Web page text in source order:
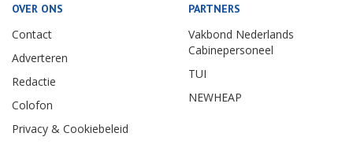
OVER ONS
Contact
Adverteren
Redactie
Colofon
Privacy & Cookiebeleid
PARTNERS
Vakbond Nederlands
Cabinepersoneel
TUI
NEWHEAP